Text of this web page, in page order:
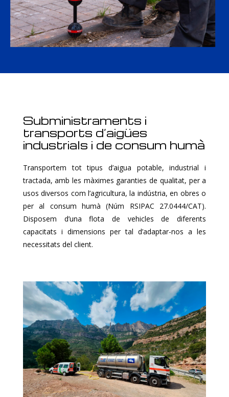
Subministraments i
transports d’aigües
industrials i de consum humà
Transportem tot tipus d’aigua potable, industrial i
tractada, amb les màximes garanties de qualitat, per a
usos diversos com l’agricultura, la indústria, en obres o
per al consum humà (Núm RSIPAC 27.0444/CAT).
Disposem d’una flota de vehicles de diferents
capacitats i dimensions per tal d’adaptar-nos a les
necessitats del client.